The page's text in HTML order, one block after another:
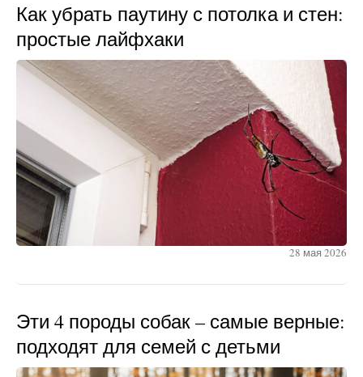
Как убрать паутину с потолка и стен:
простые лайфхаки
28 мая 2026
Эти 4 породы собак – самые верные:
подходят для семей с детьми